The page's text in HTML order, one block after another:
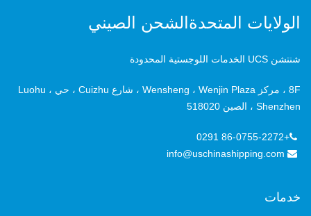
الولايات المتحدةالشحن الصيني
شنتشن UCS الخدمات اللوجستية المحدودة
8F ، مركز Wensheng ، Wenjin Plaza ، شارع Cuizhu ، حي Luohu ،
Shenzhen ، الصين 518020
+86-0755-2272 0291
info@uschinashipping.com
خدمات